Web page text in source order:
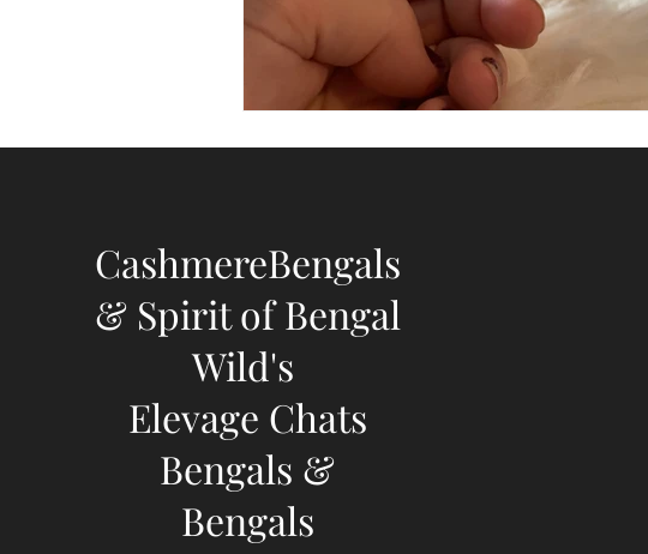
CashmereBengals
& Spirit of Bengal
Wild's
Elevage Chats
Bengals &
Bengals